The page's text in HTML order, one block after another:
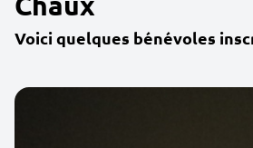
Voici quelques bénévoles